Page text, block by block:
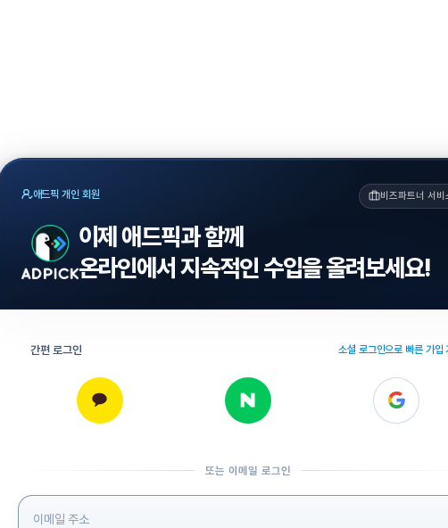
애드픽 개인 회원 비즈파트너 서비
이제 애드픽과 함께
온라인에서 지속적인 수입을 올려보세요!
간편 로그인 소셜 로그인으로 빠른 가입
또는 이메일 로그인
로그인 정보 입력